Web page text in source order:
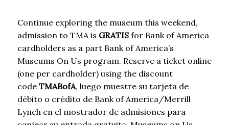
Continue exploring the museum this weekend,
admission to TMA is GRATISfor Bank of America
cardholders as a part Bank of America’s
Museums On Us program. Reserve a ticket online
(one per cardholder) using the discount
code TMABofA, luego muestre su tarjeta de
débito o crédito de Bank of America/Merrill
Lynch en el mostrador de admisiones para